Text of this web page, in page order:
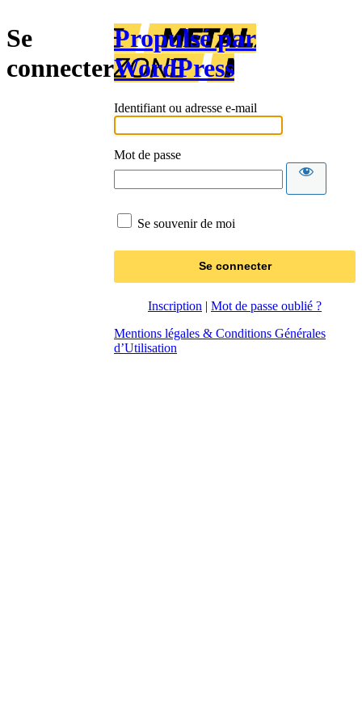
Se
connecter
Propulsé par
WordPress
Identifiant ou adresse e-mail
Mot de passe
Se souvenir de moi
Inscription | Mot de passe oublié ?
Mentions légales & Conditions Générales
d’Utilisation